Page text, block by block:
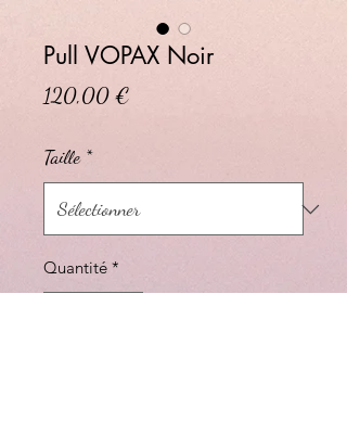
Pull VOPAX Noir
120,00 €
Taille *
Quantité *